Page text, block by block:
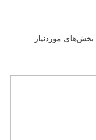
بخش‌های موردنیاز